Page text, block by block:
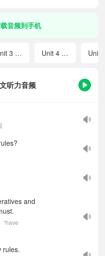
音频到手机
听力音频
and
“have
rules.
Unit 3 Keep Fit Unit 4 Eat Well